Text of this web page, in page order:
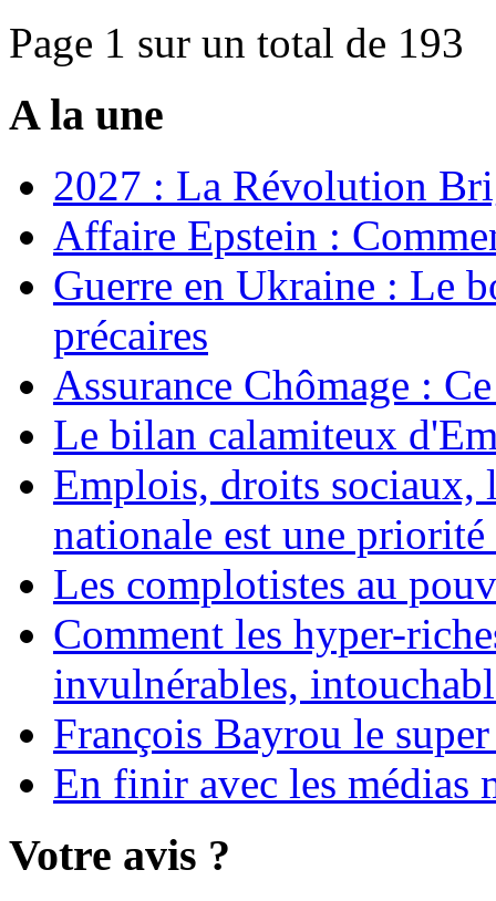
Page 1 sur un total de 193
A la une
2027 : La Révolution
Affaire Epstein :
Guerre en Ukraine : Le
précaires
Assurance Chômage :
Le bilan calamiteux
Emplois, droits sociaux,
nationale est une
Les complotistes au
Comment les hyper-
invulnérables,
François Bayrou le
En finir avec les médias
Votre avis ?